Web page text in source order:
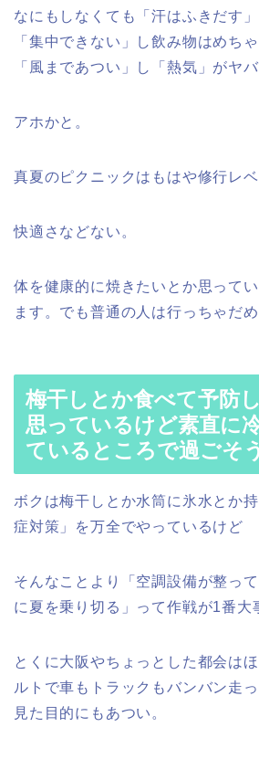
なにもしなくても「汗はふきだす
「集中できない」し飲み物はめち
「風まであつい」し「熱気」がヤバ
アホかと。
真夏のピクニックはもはや修行レベ
快適さなどない。
体を健康的に焼きたいとか思って
ます。でも普通の人は行っちゃだ
梅干しとか食べて予防
思っているけど素直に
ているところで過ごそ
ボクは梅干しとか水筒に氷水とか
症対策」を万全でやっているけど
そんなことより「空調設備が整っ
に夏を乗り切る」って作戦が1番大
とくに大阪やちょっとした都会は
ルトで車もトラックもバンバン走
見た目的にもあつい。